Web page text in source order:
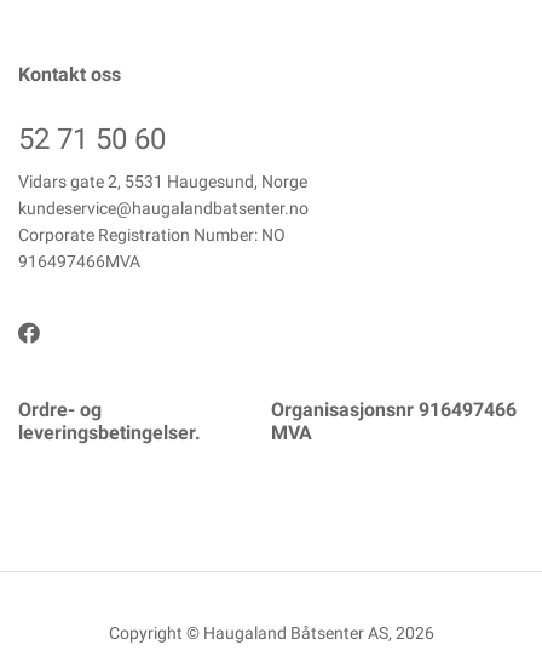
Kontakt oss
52 71 50 60
Vidars gate 2, 5531 Haugesund, Norge
kundeservice@haugalandbatsenter.no
Corporate Registration Number: NO
916497466MVA
Ordre- og
leveringsbetingelser.
Organisasjonsnr 916497466
MVA
Copyright © Haugaland Båtsenter AS, 2026